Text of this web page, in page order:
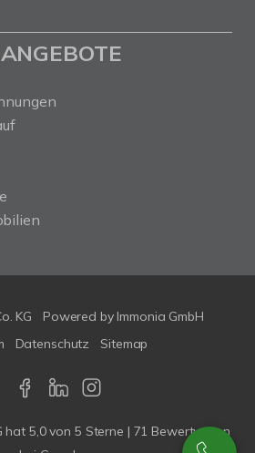
KG Powered by Immonia GmbH
Datenschutz Sitemap
hat 5,0von 5 Sterne | 71 Bewertungen